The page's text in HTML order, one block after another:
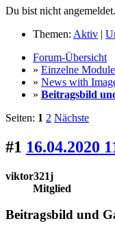
Du bist nicht angemeldet.
Themen: Aktiv |
Forum-Übersicht
» Einzelne
» News with
» Beitragsbild
Seiten: 1 2 Nächste
#1 16.04.2020
viktor321j
Mitglied
Beitragsbild und